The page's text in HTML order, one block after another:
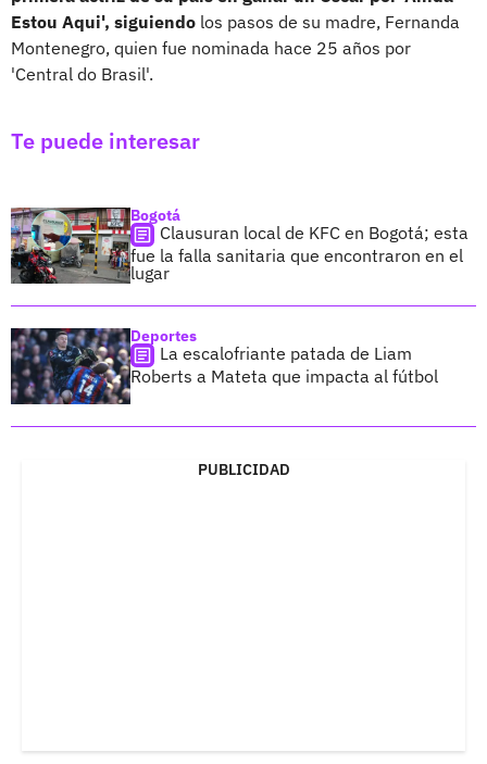
Estou Aqui', siguiendo los pasos de su madre, Fernanda
Montenegro, quien fue nominada hace 25 años por
'Central do Brasil'.
Te puede interesar
Bogotá
Clausuran local de KFC en Bogotá; esta
fue la falla sanitaria que encontraron en el
lugar
Deportes
La escalofriante patada de Liam
Roberts a Mateta que impacta al fútbol
PUBLICIDAD